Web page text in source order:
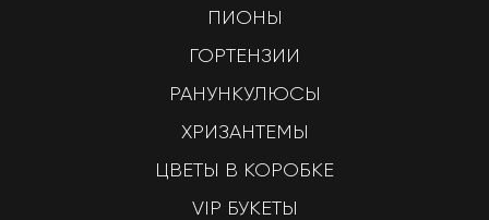
ПИОНЫ
ГОРТЕНЗИИ
РАНУНКУЛЮСЫ
ХРИЗАНТЕМЫ
ЦВЕТЫ В КОРОБКЕ
VIP БУКЕТЫ